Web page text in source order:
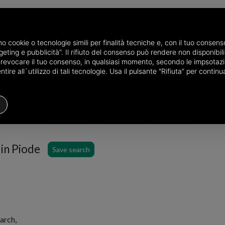
province of Vercelli Properties for sale in Piode
Piode Save search
cookie o tecnologie simili per finalità tecniche e, con il tuo
e pubblicità”. Il rifiuto del consenso può rendere non
il tuo consenso, in qualsiasi momento, secondo le
all`utilizzo di tali tecnologie. Usa il pulsante “Rifiuta” per